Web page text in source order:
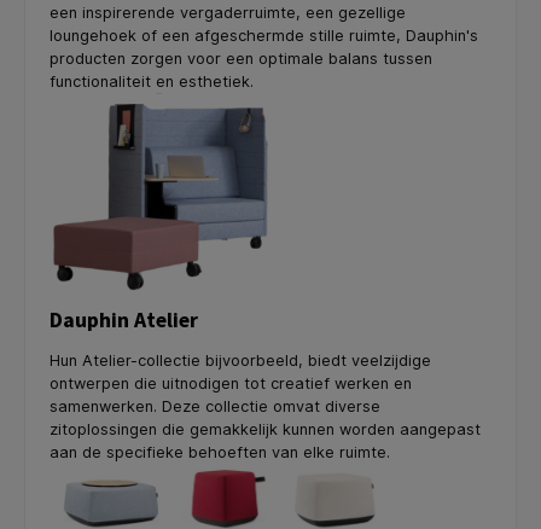
een inspirerende vergaderruimte, een gezellige
loungehoek of een afgeschermde stille ruimte, Dauphin's
producten zorgen voor een optimale balans tussen
functionaliteit en esthetiek.
Dauphin Atelier
Hun Atelier-collectie bijvoorbeeld, biedt veelzijdige
ontwerpen die uitnodigen tot creatief werken en
samenwerken. Deze collectie omvat diverse
zitoplossingen die gemakkelijk kunnen worden aangepast
aan de specifieke behoeften van elke ruimte.